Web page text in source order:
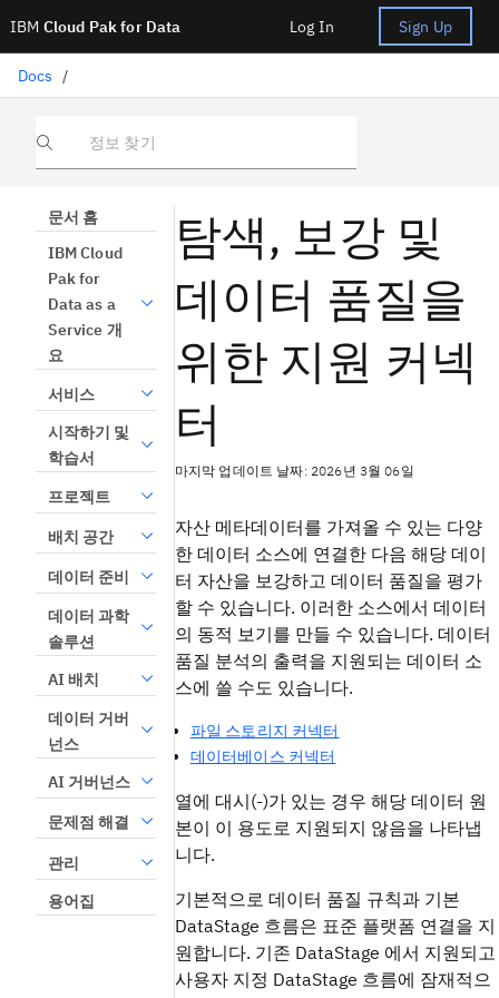
IBM Cloud Pak for Data Log In Sign Up
Docs /
정보 찾기
문서 홈
IBM Cloud
Pak for
Data as a
Service 개
요
서비스
시작하기 및
학습서
프로젝트
배치 공간
데이터 준비
데이터 과학
솔루션
AI 배치
데이터 거버
넌스
AI 거버넌스
문제점 해결
관리
용어집
탐색, 보강 및
데이터 품질을
위한 지원 커넥
터
마지막 업데이트 날짜: 2026년 3월 06일
자산 메타데이터를 가져올 수 있는 다양
한 데이터 소스에 연결한 다음 해당 데이
터 자산을 보강하고 데이터 품질을 평가
할 수 있습니다. 이러한 소스에서 데이터
의 동적 보기를 만들 수 있습니다. 데이터
품질 분석의 출력을 지원되는 데이터 소
스에 쓸 수도 있습니다.
파일 스토리지 커넥터
데이터베이스 커넥터
열에 대시(-)가 있는 경우 해당 데이터 원
본이 이 용도로 지원되지 않음을 나타냅
니다.
기본적으로 데이터 품질 규칙과 기본
DataStage 흐름은 표준 플랫폼 연결을 지
원합니다. 기존 DataStage 에서 지원되고
사용자 지정 DataStage 흐름에 잠재적으